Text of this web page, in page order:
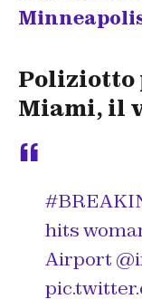
Poliziotto
Miami, il
hits
Airport